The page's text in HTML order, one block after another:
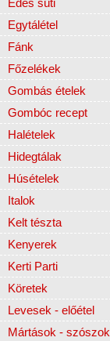
Egytálétel
Fánk
Főzelékek
Gombás ételek
Gombóc recept
Halételek
Hidegtálak
Húsételek
Italok
Kelt tészta
Kenyerek
Kerti Parti
Köretek
Levesek - előétel
Mártások - szószok